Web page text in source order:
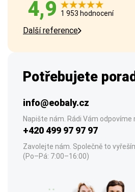
4,9 1 953 hodnocení
Další reference
Potřebujete
info@eobaly.cz
Napište nám. Rádi Vám odpovíme
+420 499 97 97 97
Zavolejte nám. Společně to
(Po–Pá: 7:00–16:00)